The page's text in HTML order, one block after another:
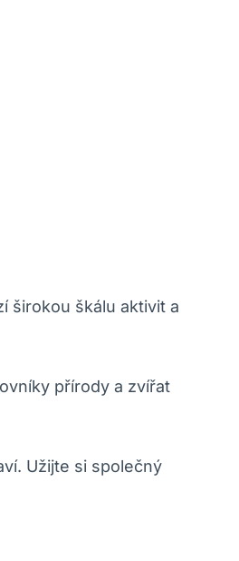
širokou škálu aktivit a
přírody a zvířat
Užijte si společný